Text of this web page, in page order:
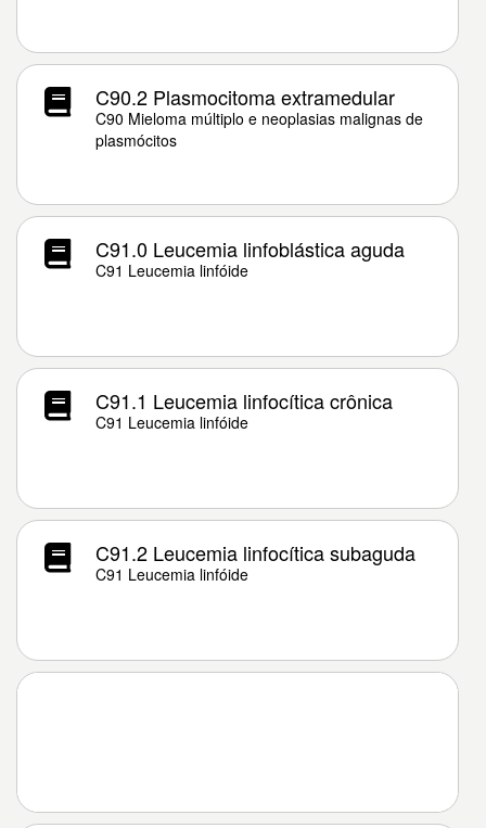
C90.2 Plasmocitoma extramedular
C90 Mieloma múltiplo e neoplasias malignas de
plasmócitos
C91.0 Leucemia linfoblástica aguda
C91 Leucemia linfóide
C91.1 Leucemia linfocítica crônica
C91 Leucemia linfóide
C91.2 Leucemia linfocítica subaguda
C91 Leucemia linfóide